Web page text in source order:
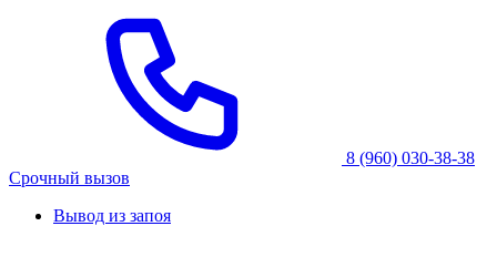
8 (960) 030-38-38
Срочный вызов
Вывод из запоя